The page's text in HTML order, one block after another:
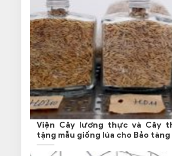
Viện Cây lương thực và Cây
tặng mẫu giống lúa cho Bảo tàng